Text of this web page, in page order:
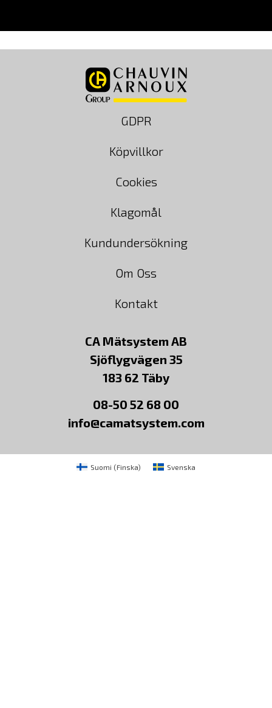
GDPR
Köpvillkor
Cookies
Klagomål
Kundundersökning
Om Oss
Kontakt
CA Mätsystem AB
Sjöflygvägen 35
183 62 Täby
08-50 52 68 00
info@camatsystem.com
Suomi (Finska) Svenska